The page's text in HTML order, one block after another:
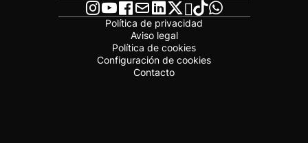
Política de privacidad
Aviso legal
Política de cookies
Configuración de cookies
Contacto